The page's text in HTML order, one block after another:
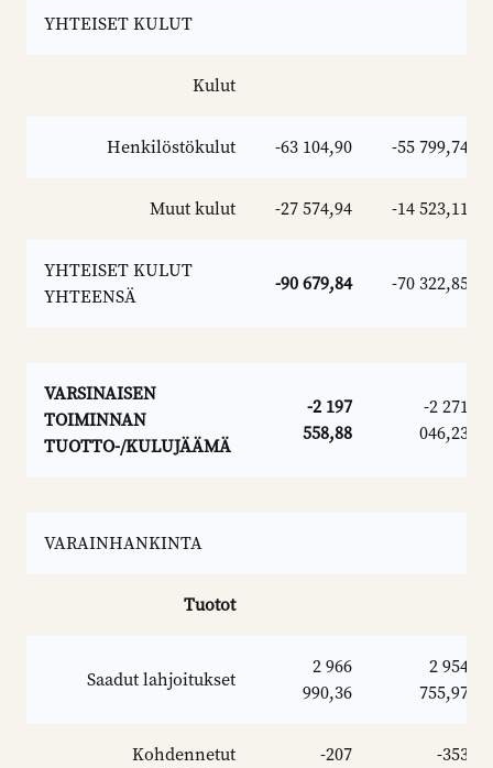
YHTEISET KULUT
Kulut
Henkilöstökulut -63 104,90 -55 799,74
Muut kulut -27 574,94 -14 523,11
YHTEISET KULUT
YHTEENSÄ
-90 679,84 -70 322,85
VARSINAISEN
TOIMINNAN
TUOTTO-/KULUJÄÄMÄ
-2 197
558,88
-2 271
046,23
VARAINHANKINTA
Tuotot
Saadut lahjoitukset
2 966
990,36
2 954
755,97
Kohdennetut
-207
-353